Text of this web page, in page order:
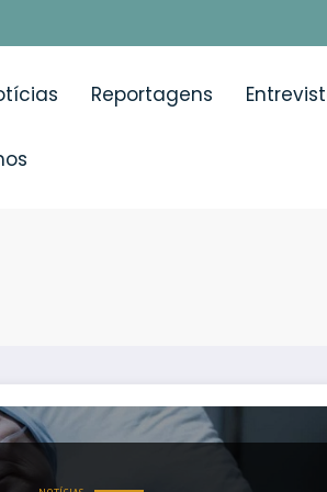
Reportagens
aprovação da despenalização